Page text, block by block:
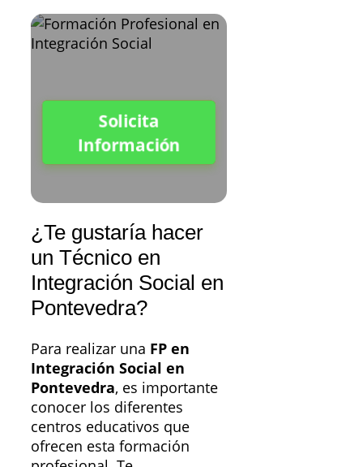
Solicita
Información
¿Te gustaría hacer
un Técnico en
Integración Social en
Pontevedra?
Para realizar una FP en
Integración Social en
Pontevedra, es importante
conocer los diferentes
centros educativos que
ofrecen esta formación